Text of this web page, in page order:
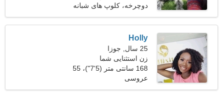
دوچرخه، کلوپ های شبانه
Holly
25 سال, جوزا
زن استثنایی شما
168 سانتی متر (5'7")، 55
کیلوگرم (121 پوند)
عروسی